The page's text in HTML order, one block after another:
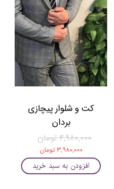
کت و شلوار پیچازی
بردان
۴,۹۸۰,۰۰۰ تومان
۳,۹۸۰,۰۰۰ تومان
افزودن به سبد خرید